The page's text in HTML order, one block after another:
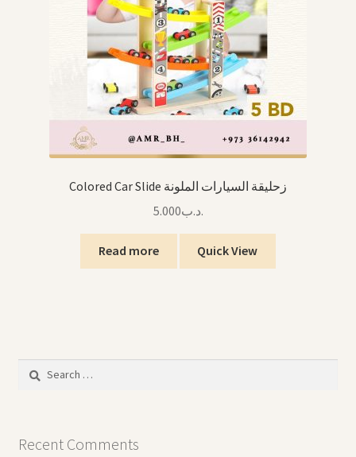
Colored Car Slide زحليقة السيارات الملونة
.د.ب5.000
Read more Quick View
Search
Recent Comments